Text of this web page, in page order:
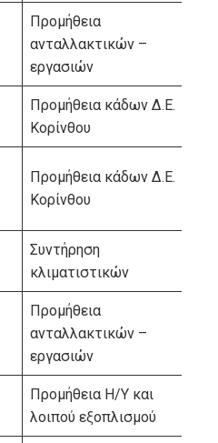
Προμήθεια
ανταλλακτικών –
εργασιών
Προμήθεια κάδων Δ.Ε.
Κορίνθου
Προμήθεια κάδων Δ.Ε.
Κορίνθου
Συντήρηση
κλιματιστικών
Προμήθεια
ανταλλακτικών –
εργασιών
Προμήθεια Η/Υ και
λοιπού εξοπλισμού